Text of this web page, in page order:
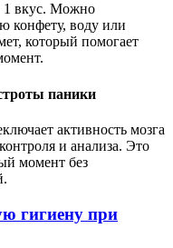
1 вкус. Можно
конфету, воду или
который помогает
паники
активность мозга
и анализа. Это
момент без
гигиену при